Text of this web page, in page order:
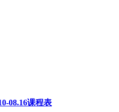
08.16课程表